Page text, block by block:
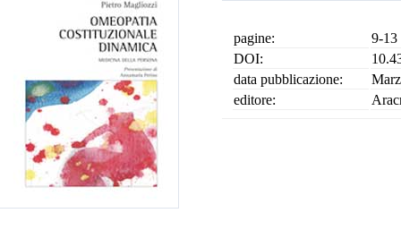
pagine:
9-13
DOI:
data pubblicazione:
editore: